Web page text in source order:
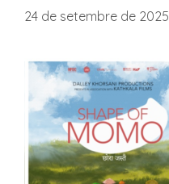
24 de setembre de 2025